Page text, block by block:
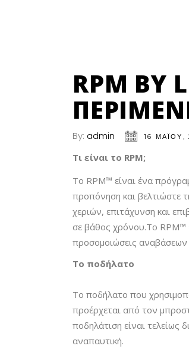
RPM BY
By: admin 16 ΜΑΪ́ΟΥ,
Τι είναι το RPM;
Το RPM™ είναι ένα
προπόνηση και βελτιώστε
χεριών, επιτάχυνση και
σε βάθος χρόνου.Το RPM™
προσομοιώσεις αναβάσεων
Το ποδήλατο
Το ποδήλατο που
προέρχεται από τον
ποδηλάτιση είναι τελείως
αναπαυτική.